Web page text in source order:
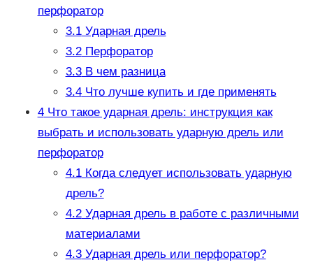
перфоратор
3.1Ударная дрель
3.2Перфоратор
3.3В чем разница
3.4Что лучше купить и где применять
4Что такое ударная дрель: инструкция как
выбрать и использовать ударную дрель или
перфоратор
4.1Когда следует использовать ударную
дрель?
4.2Ударная дрель в работе с различными
материалами
4.3Ударная дрель или перфоратор?